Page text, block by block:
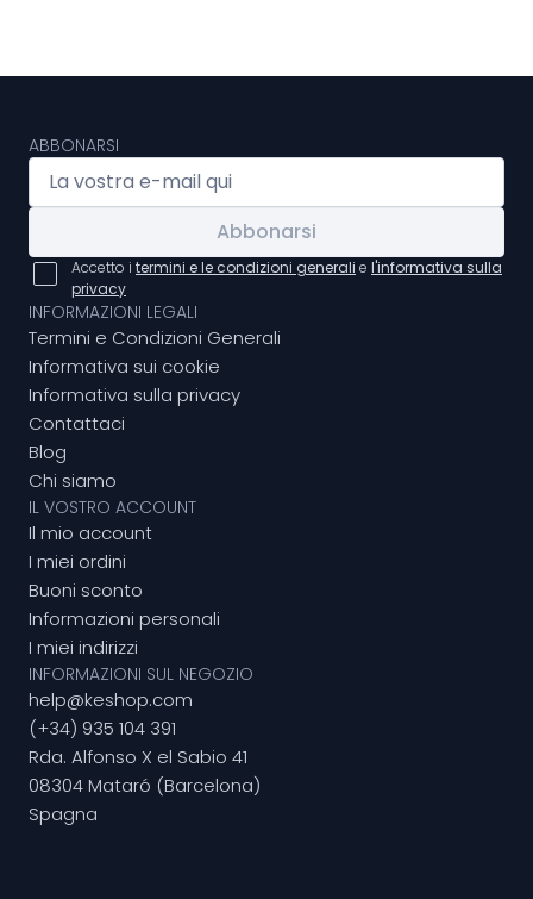
ABBONARSI
Abbonarsi
Accetto i termini e le condizioni generali e l'informativa sulla
privacy
INFORMAZIONI LEGALI
Termini e Condizioni Generali
Informativa sui cookie
Informativa sulla privacy
Contattaci
Blog
Chi siamo
IL VOSTRO ACCOUNT
Il mio account
I miei ordini
Buoni sconto
Informazioni personali
I miei indirizzi
INFORMAZIONI SUL NEGOZIO
help@keshop.com
(+34) 935 104 391
Rda. Alfonso X el Sabio 41
08304 Mataró (Barcelona)
Spagna